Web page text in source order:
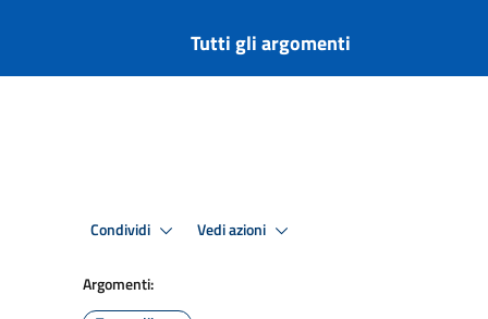
Tutti gli argomenti
Condividi Vedi azioni
Argomenti: